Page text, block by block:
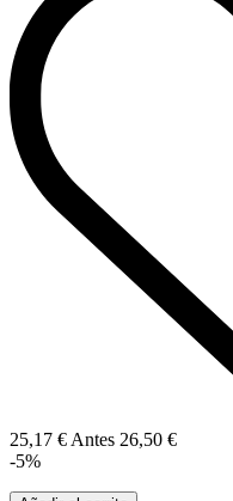
25,17 € Antes 26,50 €
-5%